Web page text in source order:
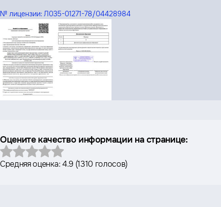
№ лицензии: Л035-01271-78/04428984
Оцените качество информации на странице:
Средняя оценка:4.9 (1310 голосов)